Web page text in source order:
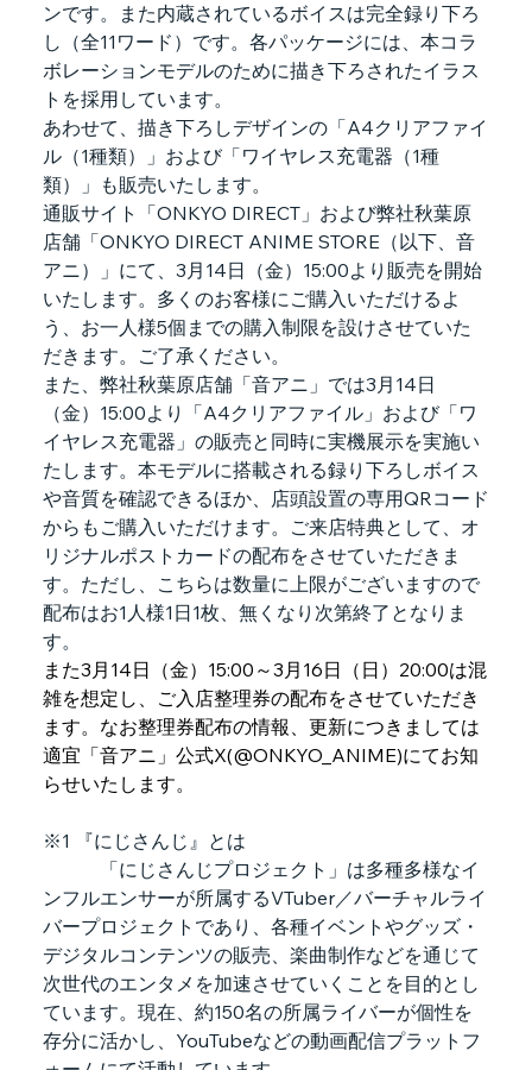
ンです。また内蔵されているボイスは完全録り下ろ
し（全11ワード）です。各パッケージには、本コラ
ボレーションモデルのために描き下ろされたイラス
トを採用しています。
あわせて、描き下ろしデザインの「A4クリアファイ
ル（1種類）」および「ワイヤレス充電器（1種
類）」も販売いたします。
通販サイト「ONKYO DIRECT」および弊社秋葉原
店舗「ONKYO DIRECT ANIME STORE（以下、音
アニ）」にて、3月14日（金）15:00より販売を開始
いたします。多くのお客様にご購入いただけるよ
う、お一人様5個までの購入制限を設けさせていた
だきます。ご了承ください。
また、弊社秋葉原店舗「音アニ」では3月14日
（金）15:00より「A4クリアファイル」および「ワ
イヤレス充電器」の販売と同時に実機展示を実施い
たします。本モデルに搭載される録り下ろしボイス
や音質を確認できるほか、店頭設置の専用QRコード
からもご購入いただけます。ご来店特典として、オ
リジナルポストカードの配布をさせていただきま
す。ただし、こちらは数量に上限がございますので
配布はお1人様1日1枚、無くなり次第終了となりま
す。
また3月14日（金）15:00～3月16日（日）20:00は混
雑を想定し、ご入店整理券の配布をさせていただき
ます。なお整理券配布の情報、更新につきましては
適宜「音アニ」公式X(@ONKYO_ANIME)にてお知
らせいたします。
※1 『にじさんじ』とは
「にじさんじプロジェクト」は多種多様なイ
ンフルエンサーが所属するVTuber／バーチャルライ
バープロジェクトであり、各種イベントやグッズ・
デジタルコンテンツの販売、楽曲制作などを通じて
次世代のエンタメを加速させていくことを目的とし
ています。現在、約150名の所属ライバーが個性を
存分に活かし、YouTubeなどの動画配信プラットフ